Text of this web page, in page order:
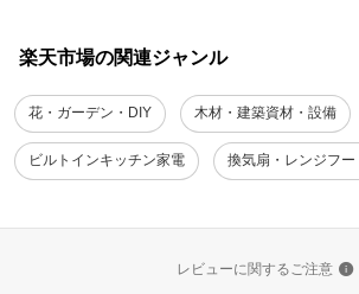
楽天市場の関連ジャンル
花・ガーデン・DIY 木材・建築資材・設備
ビルトインキッチン家電 換気扇・レンジフ
レビューに関するご注意